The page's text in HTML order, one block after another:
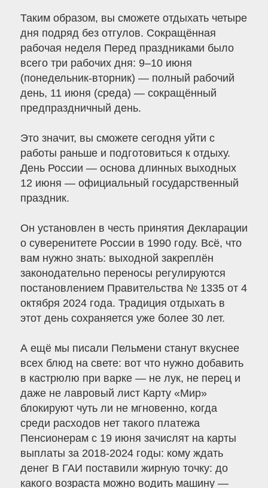
Таким образом, вы сможете отдыхать четыре
дня подряд без отгулов. Сокращённая
рабочая неделя Перед праздниками было
всего три рабочих дня: 9–10 июня
(понедельник-вторник) — полный рабочий
день, 11 июня (среда) — сокращённый
предпраздничный день.
Это значит, вы сможете сегодня уйти с
работы раньше и подготовиться к отдыху.
День России — основа длинных выходных
12 июня — официальный государственный
праздник.
Он установлен в честь принятия Декларации
о суверенитете России в 1990 году. Всё, что
вам нужно знать: выходной закреплён
законодательно переносы регулируются
постановлением Правительства № 1335 от 4
октября 2024 года. Традиция отдыхать в
этот день сохраняется уже более 30 лет.
А ещё мы писали Пельмени станут вкуснее
всех блюд на свете: вот что нужно добавить
в кастрюлю при варке — не лук, не перец и
даже не лавровый лист Карту «Мир»
блокируют чуть ли не мгновенно, когда
среди расходов нет такого платежа
Пенсионерам с 19 июня зачислят на карты
выплаты за 2018-2024 годы: кому ждать
денег В ГАИ поставили жирную точку: до
какого возраста можно водить машину —